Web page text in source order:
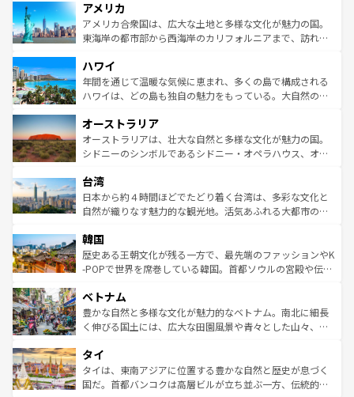
ンツ一覧を参照してほしい。
の建物がそのまま残る町や、スイスならではのユニークな
博物館もあり、アルプス観光だけでなく町歩きも満喫する
ことができる。国民の所得が高いため物価も高いが、旅行
ば市内交通費無料で観光を楽しむこともできる。 なお、新
着のスイス情報はコンテンツ一覧 を参照してほしい。
アメリカ
アメリカ合衆国は、広大な土地と多様な文化が魅力の国。
東海岸の都市部から西海岸のカリフォルニアまで、訪れる
のような巨大都市は、観光、ショッピング、エンターテイ
ンメントが詰まった刺激的なスポットだ。一方、アメリカ
西部には大自然が広がり、グランドキャニオンやイエロー
部のニューオーリンズでは、音楽と美食が融合した独特の
文化が魅力。旅行者はアメリカの各地域で異なる魅力を楽
しみながら、その多様性と豊かな歴史を感じることができ
ならではの贅沢な旅のスタイルだ。 なお、新着のアメリカ
情報はコンテンツ一覧を参照してほしい。
ハワイ
年間を通じて温暖な気候に恵まれ、多くの島で構成される
ハワイは、どの島も独自の魅力をもっている。大自然の神
ワイ島は見逃せない。また、定番の観光地といえばオアフ
島だが、静かな自然を求めるならマウイ島やカウアイ島が
おすすめ。エメラルドグリーンに輝く海をはじめ、豊かな
れるおもてなしの心で訪れる人々を迎えてくれるハワイの
人々、おいしいローカルフードやハワイアンミュージッ
ク、伝統的なフラダンスなど、すべてがハワイの魅力を彩
ワイを、存分に味わってほしい。 なお、新着のハワイ情報
はコンテンツ一覧を参照してほしい。
オーストラリア
オーストラリアは、壮大な自然と多様な文化が魅力の国。
シドニーのシンボルであるシドニー・オペラハウス、オー
リアリーフや大陸中央部にそびえるウルル（エアーズロッ
ク）、タスマニアの美しい原生林やケアンズの熱帯雨林な
ど、見どころがたくさん。また、カフェやワイン、オージ
いる。アクティビティも充実しており、サーフィンやダイ
ビング、ハイキングなど、アウトドア好きにはたまらな
い。オーストラリアの多彩な魅力を存分に味わいつくそ
参照してほしい。
台湾
日本から約４時間ほどでたどり着く台湾は、多彩な文化と
自然が織りなす魅力的な観光地。活気あふれる大都市の台
ン）、静ひつな山岳地帯である台湾東部など、都市の喧騒
と山間の静けさが共存しており、訪れる人に新しい発見と
驚きをもたらしてくれる。また、奥深い台湾の食文化も魅
容にもいいと評判のスイーツなど、バラエティ豊かな料理
が味わえる。 なお、新着の台湾情報は コンテンツ一覧を参
照してほしい。
韓国
歴史ある王朝文化が残る一方で、最先端のファッションやK
-POPで世界を席巻している韓国。首都ソウルの宮殿や伝統
き、地方に足を延ばせば四季折々の自然美を楽しむことが
できる。そして、キムチや焼肉、絶品のストリートフード
まで、さまざまな韓国料理が待っている。夜には、韓国な
リティに包まれながら、韓国の多彩な魅力を心ゆくまで味
わってみてほしい。 なお、新着の韓国情報はコンテンツ一
覧を参照してほしい。
ベトナム
豊かな自然と多様な文化が魅力的なベトナム。南北に細長
く伸びる国土には、広大な田園風景や青々とした山々、世
急速な発展と共に伝統が息づく。ハノイの古い町並みやホ
ーチミン市のフランス統治時代の建物も、独特の雰囲気を
醸し出している。また、バラエティの豊かさとおいしさで
タイ
タイは、東南アジアに位置する豊かな自然と歴史が息づく
国だ。首都バンコクは高層ビルが立ち並ぶ一方、伝統的な